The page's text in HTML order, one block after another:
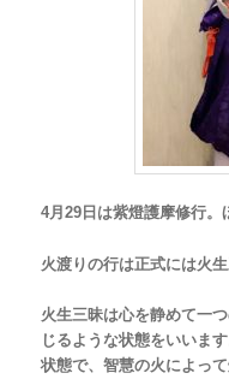
4月29日は紫燈護摩修行。
火渡りの行は正式には火
火生三昧は心を静めて一
じるような状態をいいま
状態で、智慧の火によっ